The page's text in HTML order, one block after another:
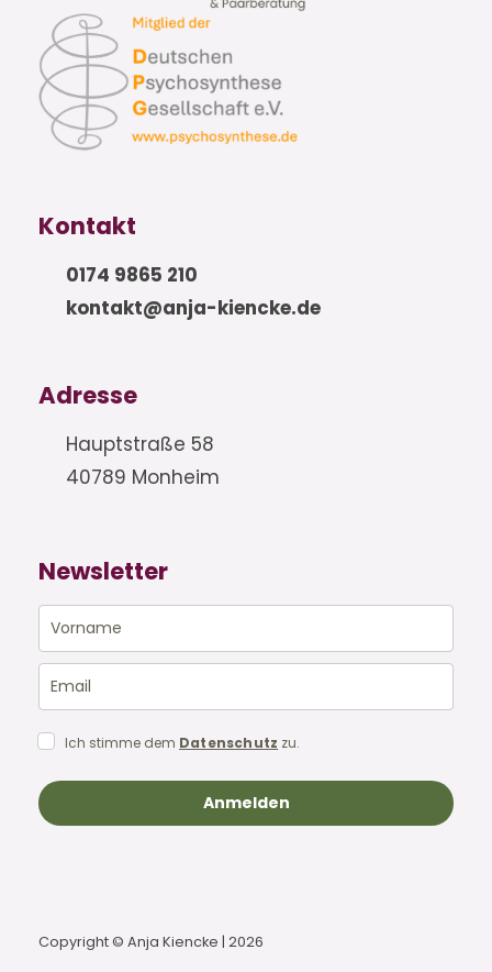
Kontakt
0174 9865 210
kontakt@anja-kiencke.de
Adresse
Hauptstraße 58
40789 Monheim
Newsletter
Ich stimme dem Datenschutz zu.
Anmelden
Copyright © Anja Kiencke | 2026